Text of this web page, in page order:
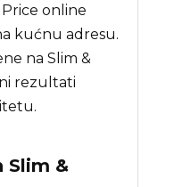
online
kućnu adresu.
na Slim &
rezultati
Slim &